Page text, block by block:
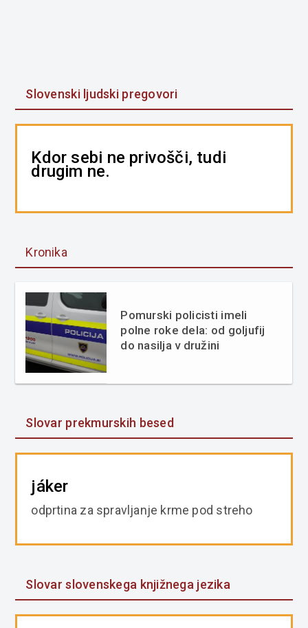
Slovenski ljudski pregovori
Kdor sebi ne privošči, tudi
drugim ne.
Kronika
Pomurski policisti imeli
polne roke dela: od goljufij
do nasilja v družini
Slovar prekmurskih besed
jáker
odprtina za spravljanje krme pod streho
Slovar slovenskega knjižnega jezika